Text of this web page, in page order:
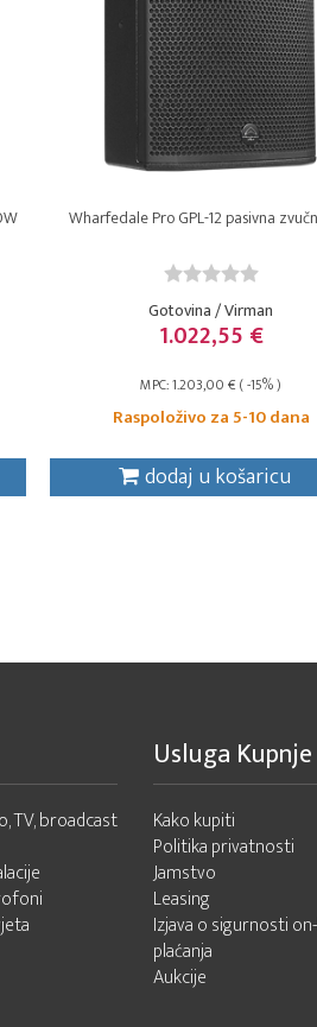
Wharfedale Pro GPL-12 pasivna
Gotovina / Virman
1.022,55 €
MPC: 1.203,00 € ( -15% )
Raspoloživo za 5-10 dana
dodaj u košaricu
TV, broadcast
Usluga Kupnje
Kako kupiti
Politika privatnosti
Jamstvo
Leasing
Izjava o sigurnosti
plaćanja
Aukcije